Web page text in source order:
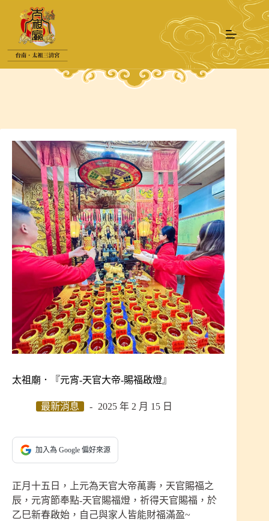
要
太祖廟．『元宵-天官大帝-賜福啟燈』
最新消息 2025 年 2 月 15 日
加入為 Google 偏好來源
正月十五日，上元為天官大帝萬壽，天官賜福之
辰，元宵節奉點-天官賜福燈，祈得天官賜福，於
乙巳新春啟始，自己與家人皆能財福滿盈~